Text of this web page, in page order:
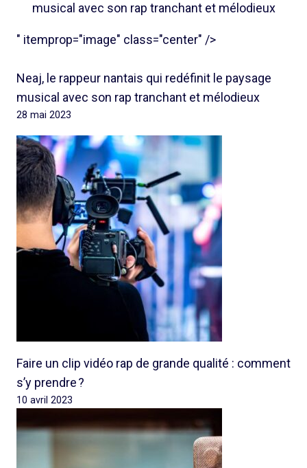
musical avec son rap tranchant et mélodieux
" itemprop="image" class="center" />
Neaj, le rappeur nantais qui redéfinit le paysage
musical avec son rap tranchant et mélodieux
28 mai 2023
Faire un clip vidéo rap de grande qualité : comment
s’y prendre ?
10 avril 2023